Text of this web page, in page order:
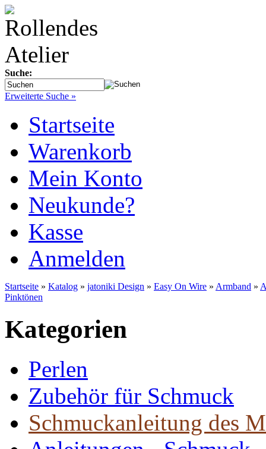
Suche:
Erweiterte Suche »
Startseite
Warenkorb
Mein Konto
Neukunde?
Kasse
Anmelden
Startseite » Katalog » jatoniki Design » Easy On Wire » Armband »
Pinktönen
Kategorien
Perlen
Zubehör für Schmuck
Schmuckanleitung des